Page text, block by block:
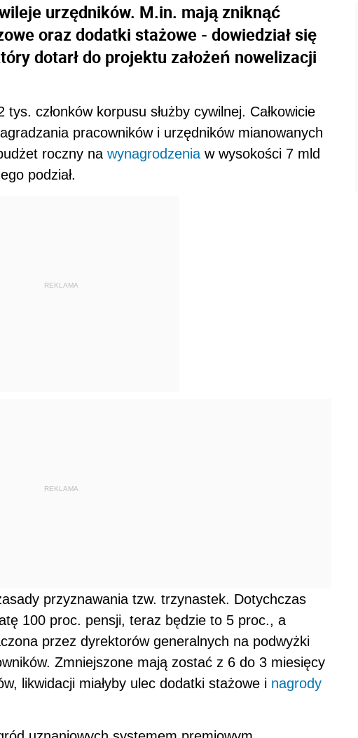
urzędników. M.in. mają zniknąć
oraz dodatki stażowe - dowiedział się
dotarł do projektu założeń nowelizacji
członków korpusu służby cywilnej. Całkowicie
pracowników i urzędników mianowanych
roczny na wynagrodzenia w wysokości 7 mld
podział.
REKLAMA
REKLAMA
przyznawania tzw. trzynastek. Dotychczas
100 proc. pensji, teraz będzie to 5 proc., a
przez dyrektorów generalnych na podwyżki
Zmniejszone mają zostać z 6 do 3 miesięcy
likwidacji miałyby ulec dodatki stażowe i nagrody